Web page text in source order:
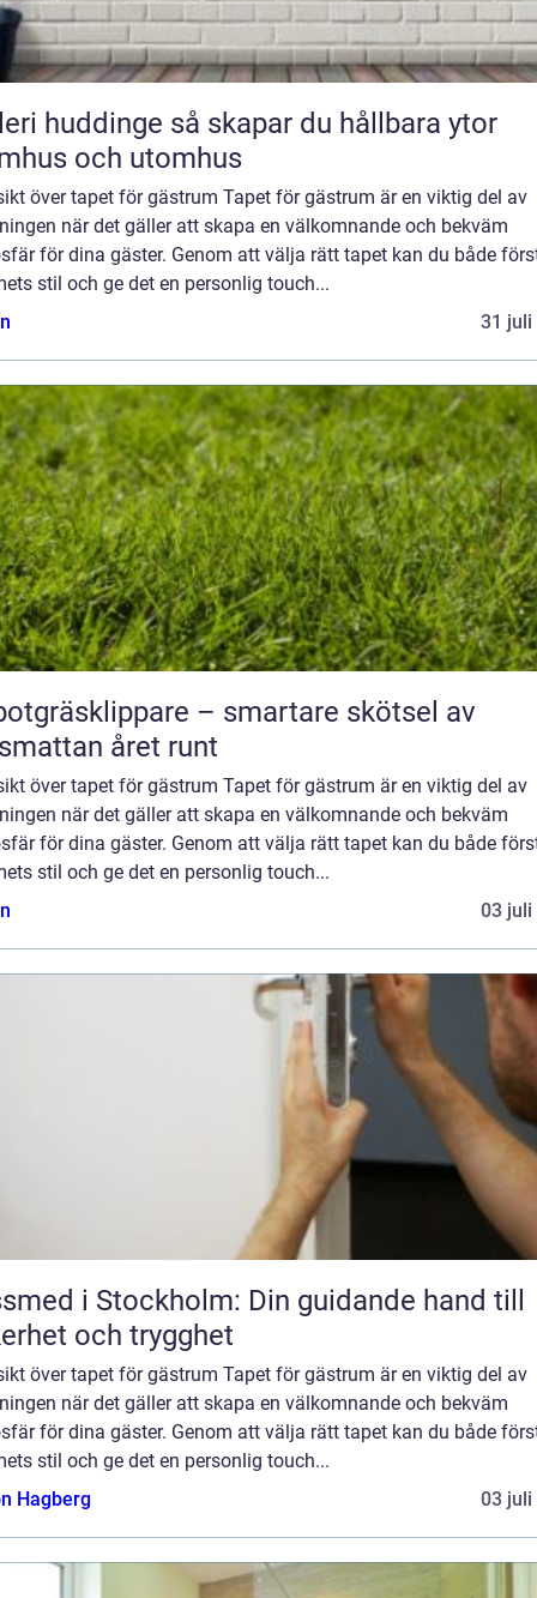
så skapar du hållbara ytor
och utomhus
över tapet för gästrum Tapet för gästrum är en viktig del av
när det gäller att skapa en välkomnande och bekväm
för dina gäster. Genom att välja rätt tapet kan du både
stil och ge det en personlig touch...
31 juli
– smartare skötsel av
året runt
över tapet för gästrum Tapet för gästrum är en viktig del av
när det gäller att skapa en välkomnande och bekväm
för dina gäster. Genom att välja rätt tapet kan du både
stil och ge det en personlig touch...
03 juli
i Stockholm: Din guidande hand till
och trygghet
över tapet för gästrum Tapet för gästrum är en viktig del av
när det gäller att skapa en välkomnande och bekväm
för dina gäster. Genom att välja rätt tapet kan du både
stil och ge det en personlig touch...
Hagberg
03 juli